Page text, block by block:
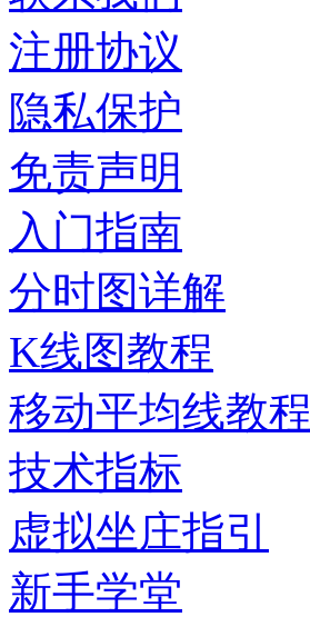
注册协议
隐私保护
免责声明
入门指南
分时图详解
K线图教程
移动平均线教程
技术指标
虚拟坐庄指引
新手学堂